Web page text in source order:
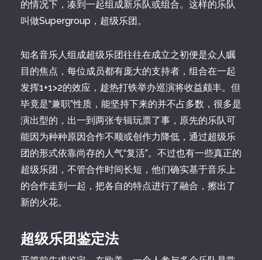
的情况下，凑到一起组成新乐队或组合。这样的乐队
叫做Supergroup，超级乐团。
知名音乐人组成超级乐团往往在成立之初便是众人瞩
目的焦点，每位成员都有庞大的支持者，组合在一起
发挥1+1>2的效应，趁热打铁举办巡演将收益颇丰。但
毕竟是“兼职”性质，能坚持下来的并不占多数，很多是
演出型的，出一到两张专辑玩票了事，原先的乐队可
能因为种种原因合作不顺或创作力降低，通过超级乐
团的形式依靠尚存的人气“复活”。不过也有一些真正的
超级乐团，不管合作时间长短，他们确实基于音乐上
的合作走到一起，把各自的特点进行了融合，擦出了
新的火花。
超级乐团鉴定法